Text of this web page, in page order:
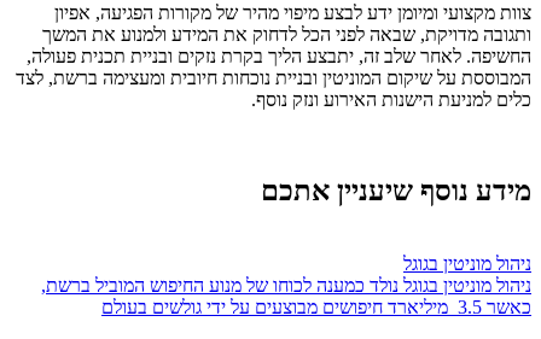
צוות מקצועי ומיומן ידע לבצע מיפוי מהיר של מקורות הפגיעה, אפיון
ותגובה מדויקת, שבאה לפני הכל לדחוק את המידע ולמנוע את המשך
החשיפה. לאחר שלב זה, יתבצע הליך בקרת נזקים ובניית תכנית פעולה,
המבוססת על שיקום המוניטין ובניית נוכחות חיובית ומעצימה ברשת, לצד
כלים למניעת הישנות האירוע ונזק נוסף.
מידע נוסף שיעניין אתכם
ניהול מוניטין בגוגל
ניהול מוניטין בגוגל נולד כמענה לכוחו של מנוע החיפוש המוביל ברשת,
כאשר 3.5 מיליארד חיפושים מבוצעים על ידי גולשים בעולם